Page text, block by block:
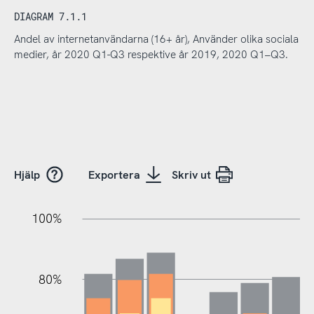
DIAGRAM 7.1.1
Andel av internetanvändarna (16+ år), Använder olika sociala
medier, år 2020 Q1-Q3 respektive år 2019, 2020 Q1–Q3.
Hjälp Exportera Skriv ut
100%
80%